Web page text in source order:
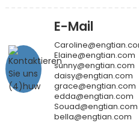
E-Mail
Elaine@engtian.com
sunny@engtian.com
daisy@engtian.com
grace@engtian.com
edda@engtian.com
Souad@engtian.com
bella@engtian.com